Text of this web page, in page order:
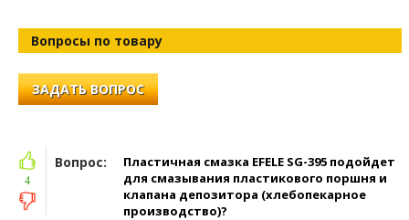
Вопросы по товару
ЗАДАТЬ ВОПРОС
Вопрос:
Пластичная смазка EFELE SG-395 подойдет
для смазывания пластикового поршня и
клапана депозитора (хлебопекарное
производство)?
4